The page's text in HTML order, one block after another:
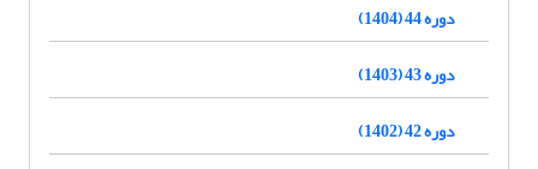
دوره 44 (1404)
دوره 43 (1403)
دوره 42 (1402)